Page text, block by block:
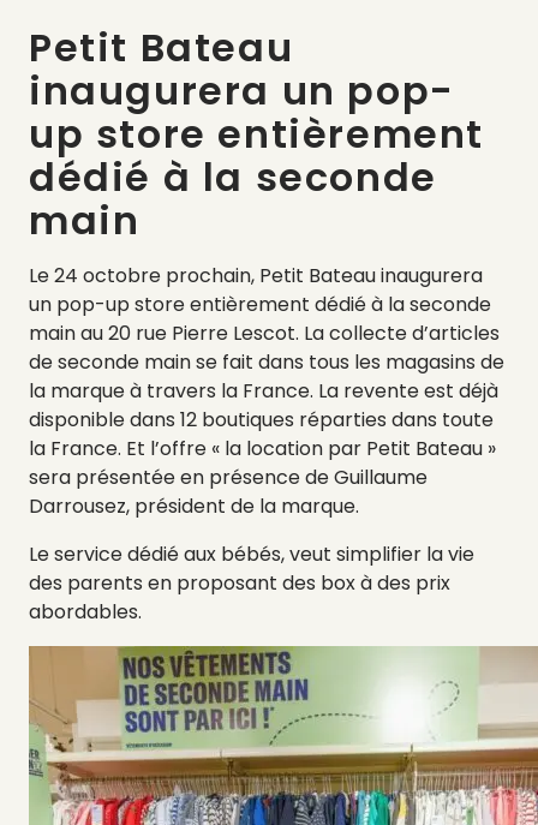
Petit Bateau
inaugurera un pop-
up store entièrement
dédié à la seconde
main
Le 24 octobre prochain, Petit Bateau inaugurera
un pop-up store entièrement dédié à la seconde
main au 20 rue Pierre Lescot. La collecte d’articles
de seconde main se fait dans tous les magasins de
la marque à travers la France. La revente est déjà
disponible dans 12 boutiques réparties dans toute
la France. Et l’offre « la location par Petit Bateau »
sera présentée en présence de Guillaume
Darrousez, président de la marque.
Le service dédié aux bébés, veut simplifier la vie
des parents en proposant des box à des prix
abordables.